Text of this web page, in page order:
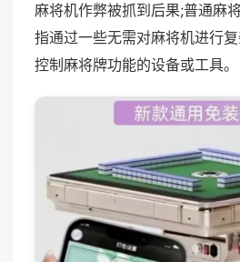
麻将机作弊被抓到后果;普通麻
指通过一些无需对麻将机进行
控制麻将牌功能的设备或工具。